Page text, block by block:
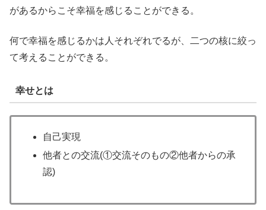
があるからこそ幸福を感じることができる。
何で幸福を感じるかは人それぞれでるが、二つの核に絞っ
て考えることができる。
幸せとは
自己実現
他者との交流(①交流そのもの②他者からの承
認)